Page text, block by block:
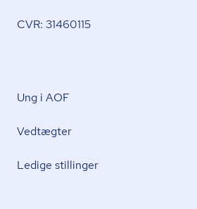
CVR: 31460115
Ung i AOF
Vedtægter
Ledige stillinger